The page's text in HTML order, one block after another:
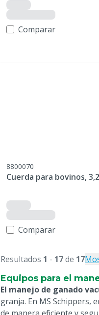
Comparar
8800070
Cuerda para bovinos,
Comparar
Resultados 1 - 17de 17
Equipos para el
El manejo de ganado
granja. En MS Schippers,